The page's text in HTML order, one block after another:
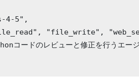
4-5",
"file_write",
ードのレビューと修正を行うエー